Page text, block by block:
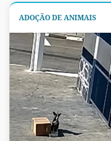
ADOÇÃO DE ANIMAIS